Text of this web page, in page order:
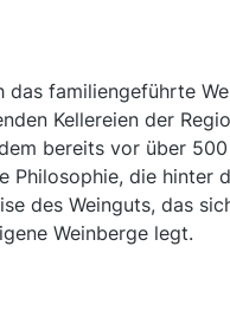
das familiengeführte
Kellereien der
bereits vor über
Philosophie, die hinter
des Weinguts, das
Weinberge legt.